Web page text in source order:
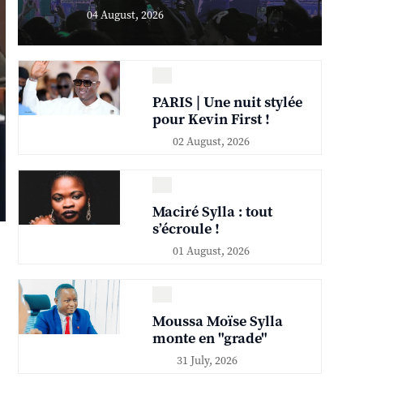
04 August, 2026
PARIS | Une nuit stylée
pour Kevin First !
02 August, 2026
Maciré Sylla : tout
s’écroule !
01 August, 2026
Moussa Moïse Sylla
monte en "grade"
31 July, 2026